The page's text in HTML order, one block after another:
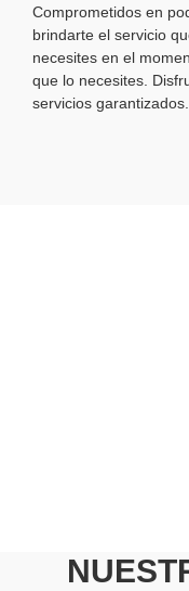
Comprometidos en
brindarte el servicio
necesites en el
que lo necesites.
servicios garantizados.